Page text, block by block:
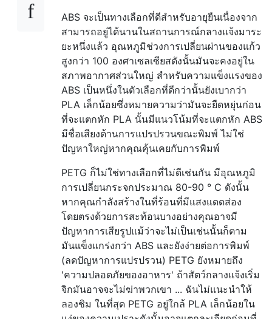
ABS จะเป็นทางเลือกที่ดีสำหรับอายุยืนเนื่องจาก
สามารถอยู่ได้นานในสถานการณ์กลางแจ้งมาระ
ยะหนึ่งแล้ว อุณหภูมิช่วงการเปลี่ยนผ่านของแก้ว
สูงกว่า 100 องศาเซลเซียสดังนั้นมันจะคงอยู่ใน
สภาพอากาศส่วนใหญ่ สำหรับความแข็งแรงของ
ABS เป็นหนึ่งในตัวเลือกที่ดีกว่านั้นยังเบากว่า
PLA เล็กน้อยซึ่งหมายความว่ามันจะยืดหยุ่นก่อน
ที่จะแตกหัก PLA นั้นมีแนวโน้มที่จะแตกหัก ABS
มีชื่อเสียงด้านการแปรปรวนขณะพิมพ์ ไม่ใช่
ปัญหาใหญ่หากคุณคุ้นเคยกับการพิมพ์
PETG ก็ไม่ใช่ทางเลือกที่ไม่ดีเช่นกัน มีอุณหภูมิ
การเปลี่ยนกระจกประมาณ 80-90 ° C ดังนั้น
หากคุณกำลังสร้างในที่ร้อนที่มีแสงแดดส่อง
โดยตรงด้วยการสะท้อนบางอย่างคุณอาจมี
ปัญหาการเสียรูปแม้ว่าจะไม่เป็นเช่นนั้นก็ตาม
มันแข็งแกร่งกว่า ABS และยังง่ายต่อการพิมพ์
(ลดปัญหาการแปรปรวน) PETG ยังหมายถึง
'ความปลอดภัยของอาหาร' ถ้าสัตว์กลางแจ้งเริ่ม
จิกมันอาจจะไม่ฆ่าพวกเขา ... ฉันไม่แนะนำให้
ลองชิม ในที่สุด PETG อยู่ใกล้ PLA เล็กน้อยใน